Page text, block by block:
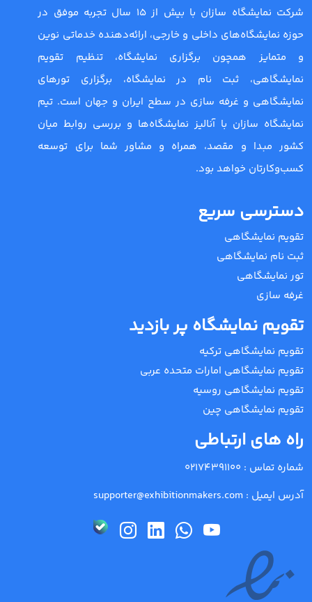
شرکت نمایشگاه سازان با بیش از 15 سال تجربه موفق در
حوزه نمایشگاه‌های داخلی و خارجی، ارائه‌دهنده خدماتی نوین
و متمایز همچون برگزاری نمایشگاه، تنظیم تقویم
نمایشگاهی، ثبت نام در نمایشگاه، برگزاری تورهای
نمایشگاهی و غرفه سازی در سطح ایران و جهان است. تیم
نمایشگاه سازان با آنالیز نمایشگاه‌ها و بررسی روابط میان
کشور مبدا و مقصد، همراه و مشاور شما برای توسعه
کسب‌وکارتان خواهد بود.
دسترسی سریع
تقویم نمایشگاهی
ثبت نام نمایشگاهی
تور نمایشگاهی
غرفه سازی
تقویم نمایشگاه پر بازدید
تقویم نمایشگاهی ترکیه
تقویم نمایشگاهی امارات متحده عربی
تقویم نمایشگاهی روسیه
تقویم نمایشگاهی چین
راه های ارتباطی
شماره تماس : 02174391100
آدرس ایمیل : supporter@exhibitionmakers.com